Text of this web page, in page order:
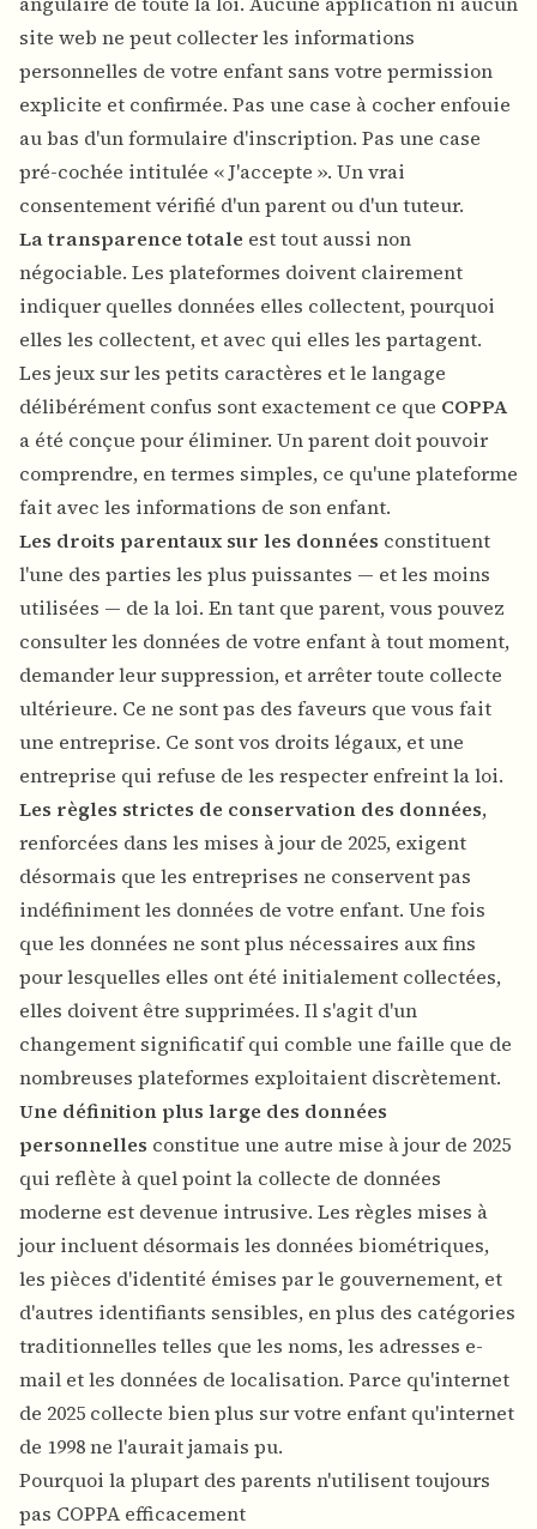
site web ne peut collecter les informations
personnelles de votre enfant sans votre permission
explicite et confirmée. Pas une case à cocher enfouie
au bas d'un formulaire d'inscription. Pas une case
pré-cochée intitulée « J'accepte ». Un vrai
consentement vérifié d'un parent ou d'un tuteur.
La transparence totale est tout aussi non
négociable. Les plateformes doivent clairement
indiquer quelles données elles collectent, pourquoi
elles les collectent, et avec qui elles les partagent.
Les jeux sur les petits caractères et le langage
délibérément confus sont exactement ce que COPPA
a été conçue pour éliminer. Un parent doit pouvoir
comprendre, en termes simples, ce qu'une plateforme
fait avec les informations de son enfant.
Les droits parentaux sur les données constituent
l'une des parties les plus puissantes — et les moins
utilisées — de la loi. En tant que parent, vous pouvez
consulter les données de votre enfant à tout moment,
demander leur suppression, et arrêter toute collecte
ultérieure. Ce ne sont pas des faveurs que vous fait
une entreprise. Ce sont vos droits légaux, et une
entreprise qui refuse de les respecter enfreint la loi.
Les règles strictes de conservation des données,
renforcées dans les mises à jour de 2025, exigent
désormais que les entreprises ne conservent pas
indéfiniment les données de votre enfant. Une fois
que les données ne sont plus nécessaires aux fins
pour lesquelles elles ont été initialement collectées,
elles doivent être supprimées. Il s'agit d'un
changement significatif qui comble une faille que de
nombreuses plateformes exploitaient discrètement.
Une définition plus large des données
personnelles constitue une autre mise à jour de 2025
qui reflète à quel point la collecte de données
moderne est devenue intrusive. Les règles mises à
jour incluent désormais les données biométriques,
les pièces d'identité émises par le gouvernement, et
d'autres identifiants sensibles, en plus des catégories
traditionnelles telles que les noms, les adresses e-
mail et les données de localisation. Parce qu'internet
de 2025 collecte bien plus sur votre enfant qu'internet
de 1998 ne l'aurait jamais pu.
Pourquoi la plupart des parents n'utilisent toujours
pas COPPA efficacement